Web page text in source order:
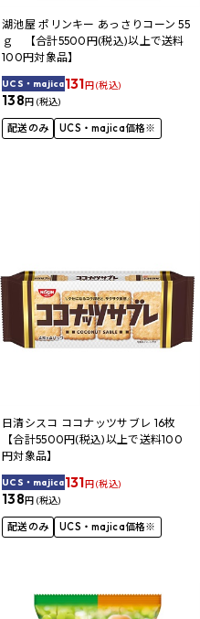
湖池屋 ポリンキー あっさりコーン 55
ｇ 【合計5500円(税込)以上で送料
100円対象品】
UCS・majica131円 (税込)
138円 (税込)
配送のみ UCS・majica価格※
日清シスコ ココナッツサブレ 16枚
【合計5500円(税込)以上で送料100
円対象品】
UCS・majica131円 (税込)
138円 (税込)
配送のみ UCS・majica価格※